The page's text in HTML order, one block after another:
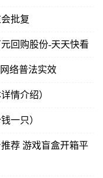
批复
回购股份-天天快看
络普法实效
情介绍）
一只）
荐 游戏盲盒开箱平